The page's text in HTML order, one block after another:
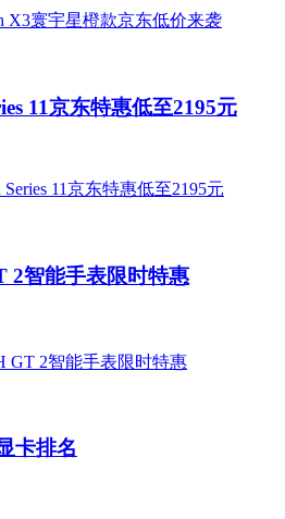
11京东特惠低至2195元
2智能手表限时特惠
卡排名